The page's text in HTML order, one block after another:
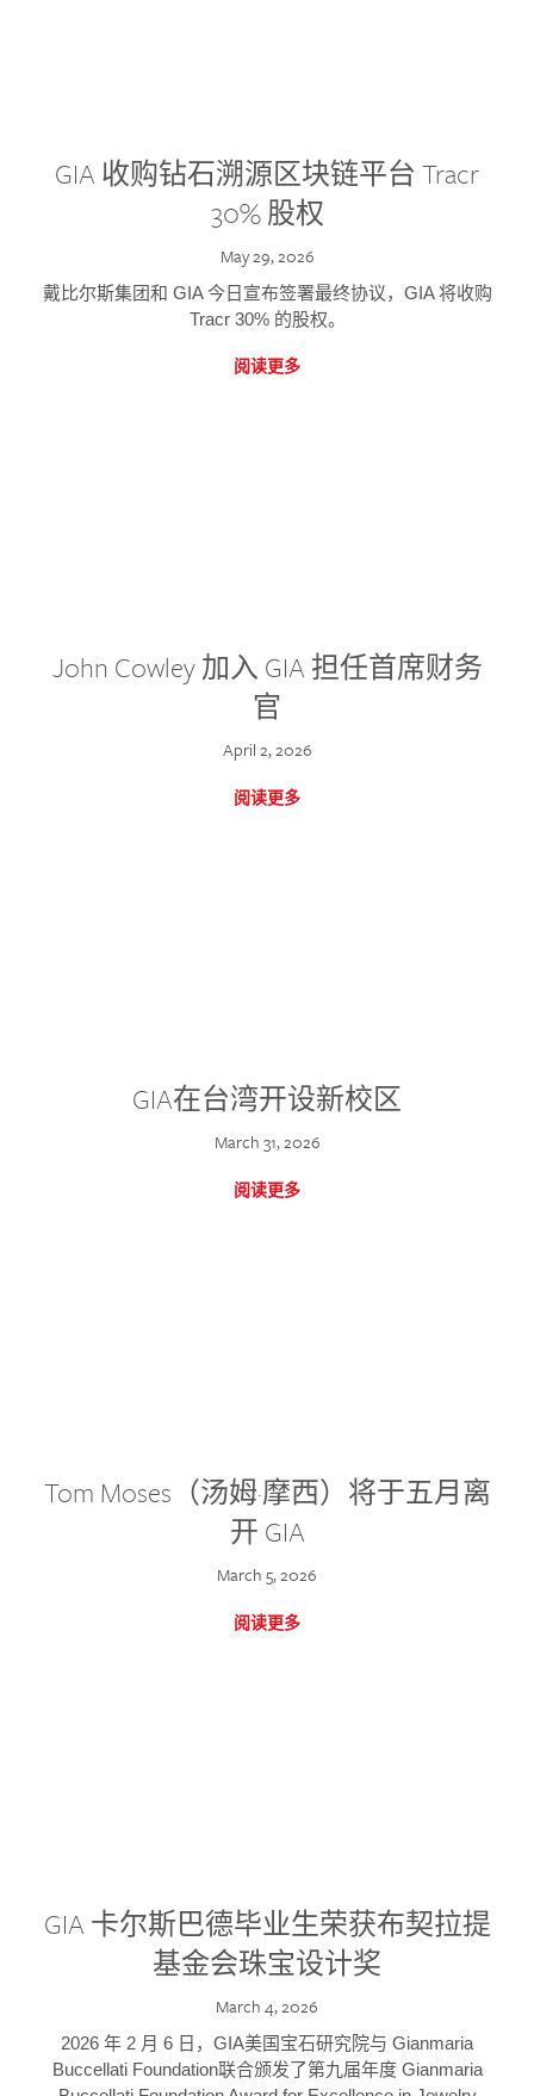
GIA 收购钻石溯源区块链平台 Tracr
30% 股权
May 29, 2026
戴比尔斯集团和 GIA 今日宣布签署最终协议，GIA 将收购
Tracr 30% 的股权。
阅读更多
John Cowley 加入 GIA 担任首席财务
官
April 2, 2026
阅读更多
GIA在台湾开设新校区
March 31, 2026
阅读更多
Tom Moses（汤姆·摩西）将于五月离
开 GIA
March 5, 2026
阅读更多
GIA 卡尔斯巴德毕业生荣获布契拉提
基金会珠宝设计奖
March 4, 2026
2026 年 2 月 6 日，GIA美国宝石研究院与 Gianmaria
Buccellati Foundation联合颁发了第九届年度 Gianmaria